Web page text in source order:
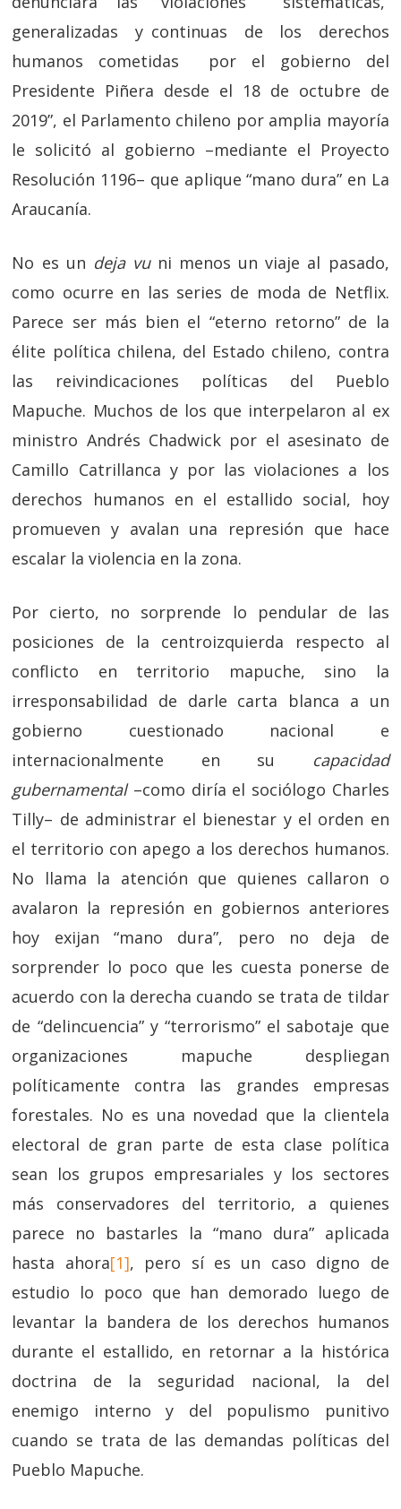
generalizadas y continuas de los derechos
humanos cometidas por el gobierno del
Presidente Piñera desde el 18 de octubre de
2019”, el Parlamento chileno por amplia mayoría
le solicitó al gobierno –mediante el Proyecto
Resolución 1196– que aplique “mano dura” en La
Araucanía.
No es un deja vuni menos un viaje al pasado,
como ocurre en las series de moda de Netflix.
Parece ser más bien el “eterno retorno” de la
élite política chilena, del Estado chileno, contra
las reivindicaciones políticas del Pueblo
Mapuche. Muchos de los que interpelaron al ex
ministro Andrés Chadwick por el asesinato de
Camillo Catrillanca y por las violaciones a los
derechos humanos en el estallido social, hoy
promueven y avalan una represión que hace
escalar la violencia en la zona.
Por cierto, no sorprende lo pendular de las
posiciones de la centroizquierda respecto al
conflicto en territorio mapuche, sino la
irresponsabilidad de darle carta blanca a un
gobierno cuestionado nacional e
internacionalmente en su
capacidad
gubernamental–como diría el sociólogo Charles
Tilly– de administrar el bienestar y el orden en
el territorio con apego a los derechos humanos.
No llama la atención que quienes callaron o
avalaron la represión en gobiernos anteriores
hoy exijan “mano dura”, pero no deja de
sorprender lo poco que les cuesta ponerse de
acuerdo con la derecha cuando se trata de tildar
de “delincuencia” y “terrorismo” el sabotaje que
organizaciones mapuche despliegan
políticamente contra las grandes empresas
forestales. No es una novedad que la clientela
electoral de gran parte de esta clase política
sean los grupos empresariales y los sectores
más conservadores del territorio, a quienes
parece no bastarles la “mano dura” aplicada
hasta ahora[1], pero sí es un caso digno de
estudio lo poco que han demorado luego de
levantar la bandera de los derechos humanos
durante el estallido, en retornar a la histórica
doctrina de la seguridad nacional, la del
enemigo interno y del populismo punitivo
cuando se trata de las demandas políticas del
Pueblo Mapuche.